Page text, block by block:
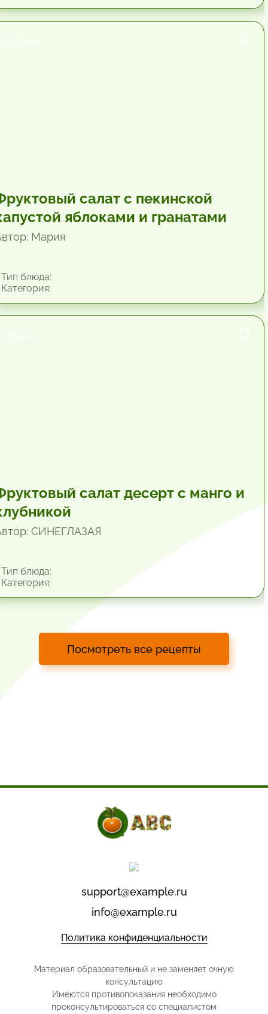
салат с пекинской
яблоками и гранатами
Мария
блюда:
салат десерт с манго и
СИНЕГЛАЗАЯ
блюда:
Посмотреть все рецепты
support@example.ru
info@example.ru
Политика конфиденциальности
Материал образовательный и не заменяет очную
консультацию
Имеются противопоказания необходимо
проконсультироваться со специалистом